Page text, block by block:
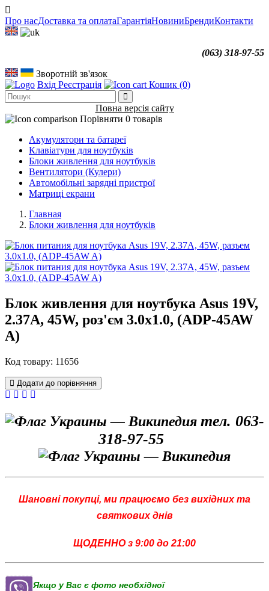
Про насДоставка та оплатаГарантіяНовиниБрендиКонтакти
(063) 318-97-55
Зворотній зв'язок
Вхід Реєстрація Кошик (0)
Повна версія сайту
Порівняти 0 товарів
Акумулятори та батареї
Клавіатури для ноутбуків
Блоки живлення для ноутбуків
Вентилятори (Кулери)
Автомобільні зарядні пристрої
Матриці екрани
Главная
Блоки живлення для ноутбуків
Блок живлення для ноутбука Asus 19V,
2.37A, 45W, роз'єм 3.0x1.0, (ADP-45AW
A)
Код товару: 11656
Додати до порівняння
тел. 063-
318-97-55
Шановні покупці, ми працюємо без вихідних та
святкових днів
ЩОДЕННО з 9:00 до 21:00
Якщо у Вас є фото необхідної